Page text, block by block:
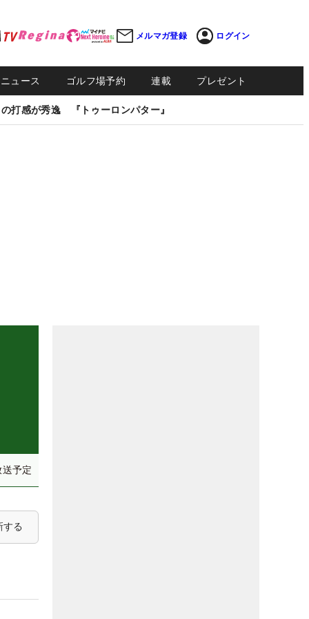
メルマガ登録 ログイン
ュース ゴルフ場予約 連載 プレゼント
打感が秀逸 『トゥーロンパター』
予定
する